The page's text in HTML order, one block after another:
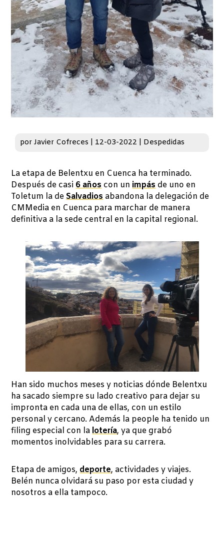
porJavier Cofreces 12-03-2022 Despedidas
La etapa de Belentxu en Cuenca ha terminado.
Después de casi6 añoscon unimpásde uno en
Toletum la deSalvadiosabandona la delegación de
CMMedia en Cuenca para marchar de manera
definitiva a la sede central en la capital regional.
Han sido muchos meses y noticias dónde Belentxu
ha sacado siempre su lado creativo para dejar su
impronta en cada una de ellas, con un estilo
personal y cercano. Además la people ha tenido un
filing especial con lalotería, ya que grabó
momentos inolvidables para su carrera.
Etapa de amigos,deporte, actividades y viajes.
Belén nunca olvidará su paso por esta ciudad y
nosotros a ella tampoco.